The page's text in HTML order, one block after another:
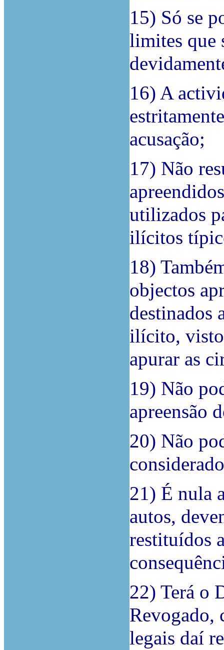
15) Só se
limites que
16) A
acusação;
17) Não
utilizados
ilícitos
18)
objectos
destinados
ilícito, visto
apurar as
19) Não
apreensão
20) Não
21) É nula
autos,
restituídos
22) Terá o
Revogado,
legais daí